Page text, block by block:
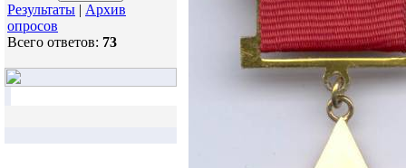
Результаты | Архив
опросов
Всего ответов: 73